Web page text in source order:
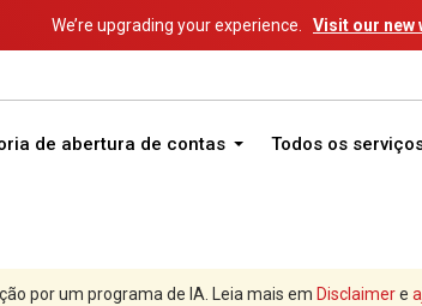
We’re upgrading your experience. Visit our new
de abertura de contas Todos os
por um programa de IA. Leia mais em Disclaimere